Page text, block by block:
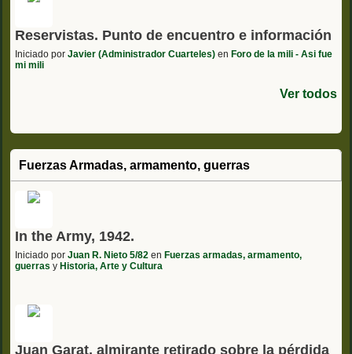
Reservistas. Punto de encuentro e información
Iniciado por Javier (Administrador Cuarteles) en Foro de la mili - Asi fue
mi mili
Ver todos
Fuerzas Armadas, armamento, guerras
In the Army, 1942.
Iniciado por Juan R. Nieto 5/82 en Fuerzas armadas, armamento,
guerras y Historia, Arte y Cultura
Juan Garat, almirante retirado sobre la pérdida